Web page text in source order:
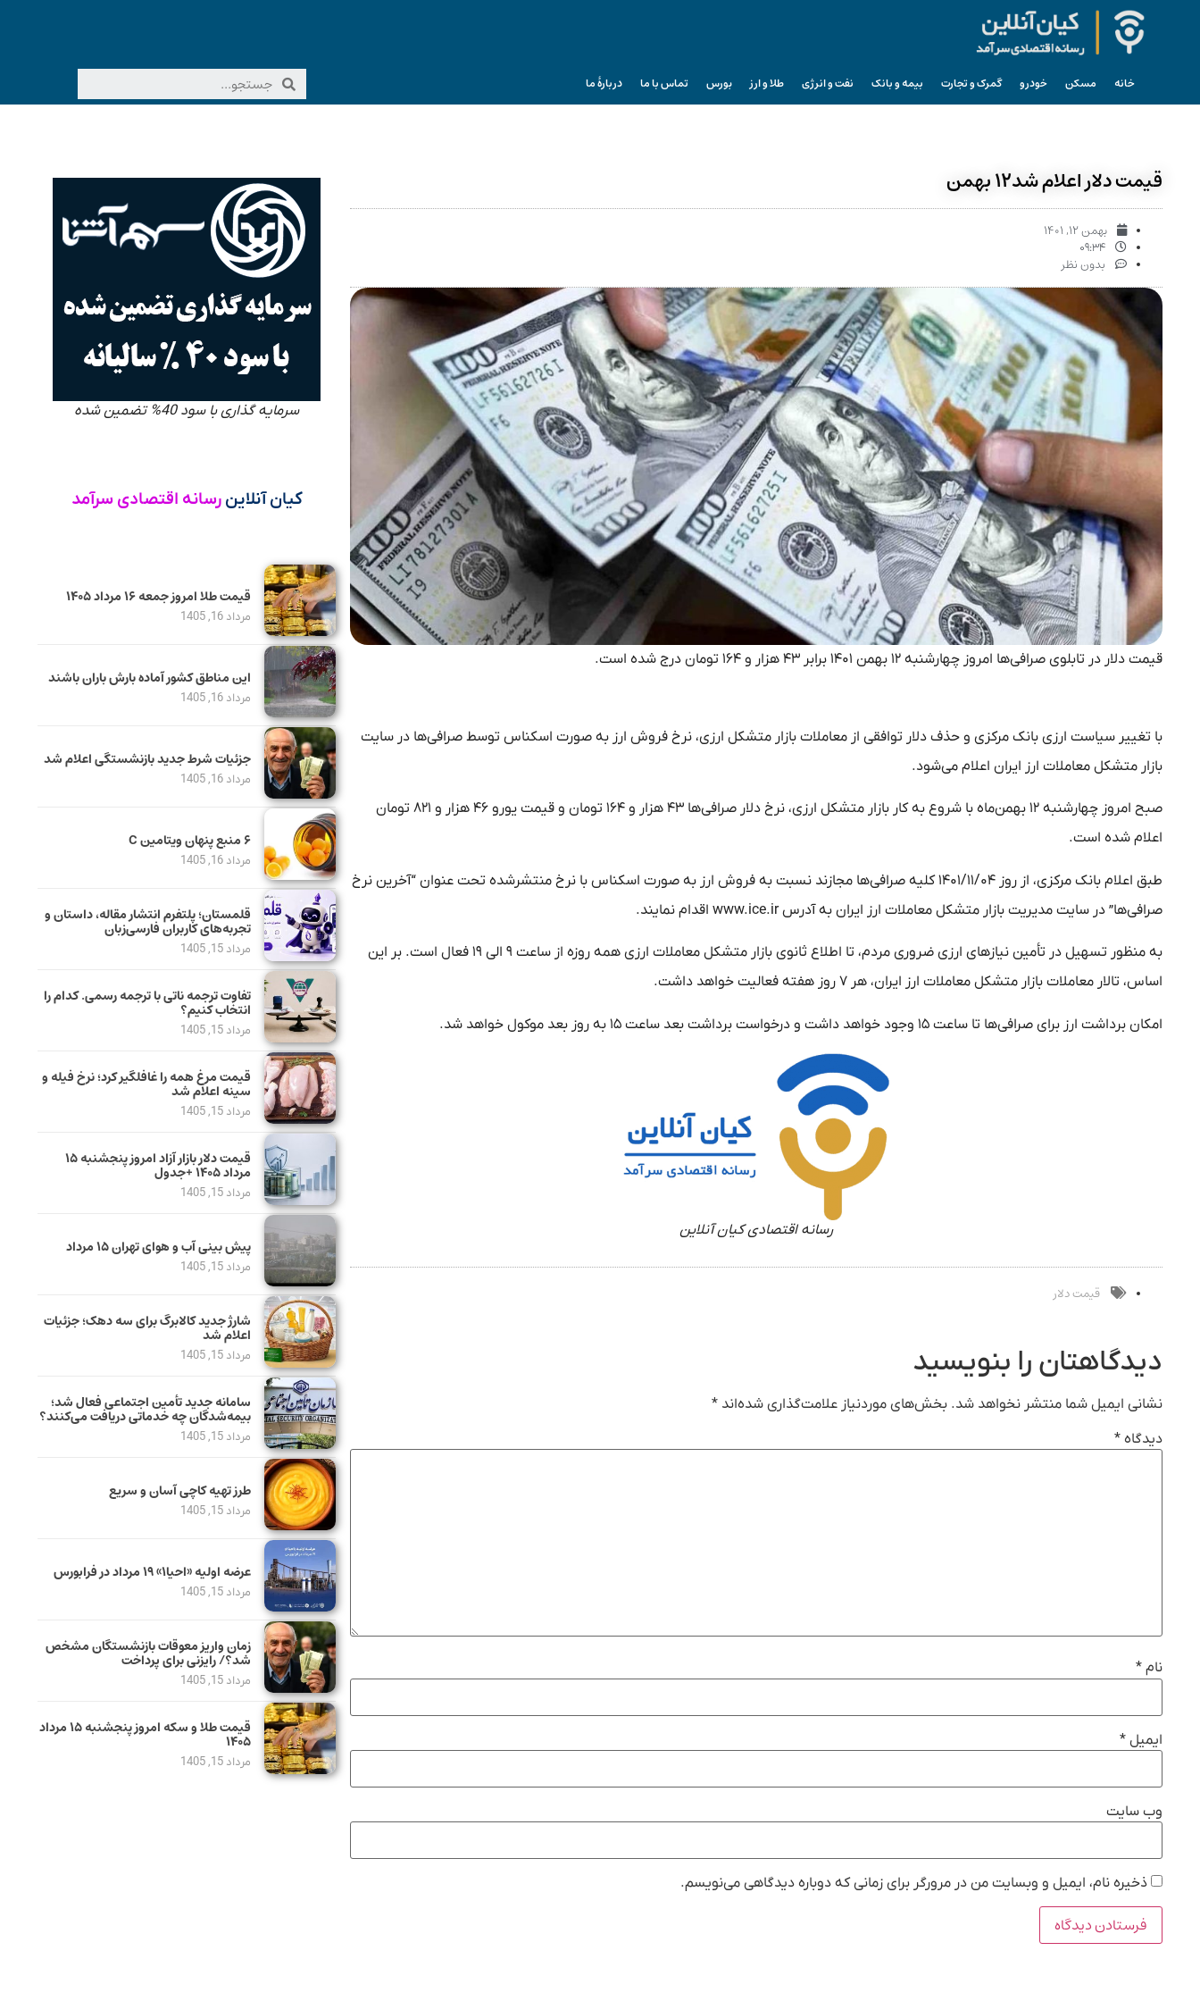
خانه مسکن خودرو گمرک و تجارت بیمه و بانک نفت و انرژی طلا و ارز بورس تماس با ما دربارۀ ما
قیمت دلار اعلام شد۱۲ بهمن
بهمن ۱۲, ۱۴۰۱
۰۹:۳۴
بدون نظر
قیمت دلار در تابلوی صرافی‌ها امروز چهارشنبه ۱۲ بهمن ۱۴۰۱ برابر ۴۳ هزار و ۱۶۴ تومان درج شده است.
با تغییر سیاست ارزی بانک مرکزی و حذف دلار توافقی از معاملات بازار متشکل ارزی، نرخ فروش ارز به صورت اسکناس توسط صرافی‌ها در سایت
بازار متشکل معاملات ارز ایران اعلام می‌شود.
صبح امروز چهارشنبه ۱۲ بهمن‌ماه با شروع به کار بازار متشکل ارزی، نرخ دلار صرافی‌ها ۴۳ هزار و ۱۶۴ تومان و قیمت یورو ۴۶ هزار و ۸۲۱ تومان
اعلام شده است.
طبق اعلام بانک مرکزی، از روز ۱۴۰۱/۱۱/۰۴ کلیه صرافی‌ها مجازند نسبت به فروش ارز به صورت اسکناس با نرخ منتشرشده تحت عنوان “آخرین نرخ
صرافی‌ها” در سایت مدیریت بازار متشکل معاملات ارز ایران به آدرس www.ice.ir اقدام نمایند.
به منظور تسهیل در تأمین نیازهای ارزی ضروری مردم، تا اطلاع ثانوی بازار متشکل معاملات ارزی همه روزه از ساعت ۹ الی ۱۹ فعال است. بر این
اساس، تالار معاملات بازار متشکل معاملات ارز ایران، هر ۷ روز هفته فعالیت خواهد داشت.
امکان برداشت ارز برای صرافی‌ها تا ساعت ۱۵ وجود خواهد داشت و درخواست برداشت بعد ساعت ۱۵ به روز بعد موکول خواهد شد.
رسانه اقتصادی کیان آنلاین
قیمت دلار
دیدگاهتان را بنویسید
نشانی ایمیل شما منتشر نخواهد شد. بخش‌های موردنیاز علامت‌گذاری شده‌اند *
دیدگاه *
نام *
ایمیل *
وب‌ سایت
ذخیره نام، ایمیل و وبسایت من در مرورگر برای زمانی که دوباره دیدگاهی می‌نویسم.
سرمایه گذاری با سود 40% تضمین شده
کیان آنلاین رسانه اقتصادی سرآمد
قیمت طلا امروز جمعه ۱۶ مرداد ۱۴۰۵
مرداد 16, 1405
این مناطق کشور آماده بارش باران باشند
مرداد 16, 1405
جزئیات شرط جدید بازنشستگی اعلام شد
مرداد 16, 1405
۶ منبع پنهان ویتامین C
مرداد 16, 1405
قلمستان؛ پلتفرم انتشار مقاله، داستان و
تجربه‌های کاربران فارسی‌زبان
مرداد 15, 1405
تفاوت ترجمه ناتی با ترجمه رسمی. کدام را
انتخاب کنیم؟
مرداد 15, 1405
قیمت مرغ همه را غافلگیر کرد؛ نرخ فیله و
سینه اعلام شد
مرداد 15, 1405
قیمت دلار بازار آزاد امروز پنجشنبه ۱۵
مرداد ۱۴۰۵ +جدول
مرداد 15, 1405
پیش بینی آب و هوای تهران ۱۵ مرداد
مرداد 15, 1405
شارژ جدید کالابرگ برای سه دهک؛ جزئیات
اعلام شد
مرداد 15, 1405
سامانه جدید تأمین اجتماعی فعال شد؛
بیمه‌شدگان چه خدماتی دریافت می‌کنند؟
مرداد 15, 1405
طرز تهیه کاچی آسان و سریع
مرداد 15, 1405
عرضه اولیه «احیا۱» ۱۹ مرداد در فرابورس
مرداد 15, 1405
زمان واریز معوقات بازنشستگان مشخص
شد؟/ رایزنی برای پرداخت
مرداد 15, 1405
قیمت طلا و سکه امروز پنجشنبه ۱۵ مرداد
۱۴۰۵
مرداد 15, 1405